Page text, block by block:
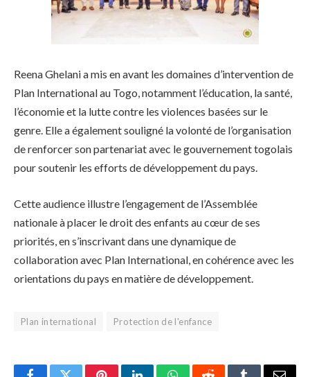
Reena Ghelani a mis en avant les domaines d’intervention de
Plan International au Togo, notamment l’éducation, la santé,
l’économie et la lutte contre les violences basées sur le
genre. Elle a également souligné la volonté de l’organisation
de renforcer son partenariat avec le gouvernement togolais
pour soutenir les efforts de développement du pays.
Cette audience illustre l’engagement de l’Assemblée
nationale à placer le droit des enfants au cœur de ses
priorités, en s’inscrivant dans une dynamique de
collaboration avec Plan International, en cohérence avec les
orientations du pays en matière de développement.
Plan international Protection de l'enfance